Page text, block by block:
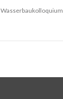
Wasserbaukolloquium